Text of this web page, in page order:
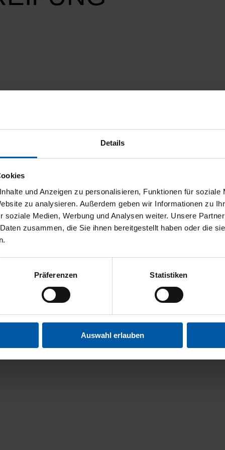
Details
und Anzeigen zu personalisieren, Funktionen für soziale
zu analysieren. Außerdem geben wir Informationen zu
soziale Medien, Werbung und Analysen weiter. Unsere
zusammen, die Sie ihnen bereitgestellt haben oder die
Präferenzen Statistiken
Auswahl erlauben